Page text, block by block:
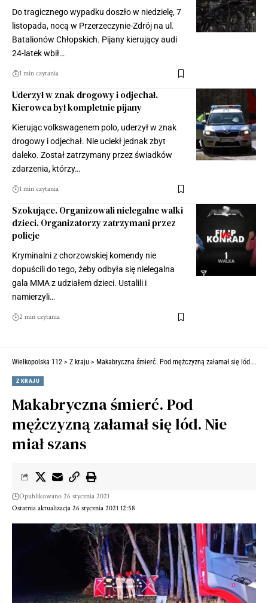
Do tragicznego wypadku doszło w niedzielę, 7
listopada, nocą w Przerzeczynie-Zdrój na ul.
Batalionów Chłopskich. Pijany kierujący audi
24-latek wbił…
1 min czytania
Uderzył w znak drogowy i odjechał.
Kierowca był kompletnie pijany
Kierując volkswagenem polo, uderzył w znak
drogowy i odjechał. Nie uciekł jednak zbyt
daleko. Został zatrzymany przez świadków
zdarzenia, którzy…
1 min czytania
Szokujące. Organizowali nielegalne walki
dzieci. Organizatorzy zatrzymani przez
policje
Kryminalni z chorzowskiej komendy nie
dopuścili do tego, żeby odbyła się nielegalna
gala MMA z udziałem dzieci. Ustalili i
namierzyli…
2 min czytania
Wielkopolska 112 > Z kraju > Makabryczna śmierć. Pod mężczyzną załamał się lód. Nie miał szans
Z KRAJU
Makabryczna śmierć. Pod
mężczyzną załamał się lód. Nie
miał szans
Ostatnia aktualizacja 26 stycznia 2021 12:58
Opublikowano 26 stycznia 2021